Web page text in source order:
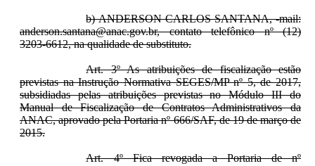
b) ANDERSON CARLOS SANTANA, -mail:
anderson.santana@anac.gov.br, contato telefônico nº (12)
3203-6612, na qualidade de substituto.
Art. 3º As atribuições de fiscalização estão
previstas na Instrução Normativa SEGES/MP nº 5, de 2017,
subsidiadas pelas atribuições previstas no Módulo III do
Manual de Fiscalização de Contratos Administrativos da
ANAC, aprovado pela Portaria nº 666/SAF, de 19 de março de
2015.
Art. 4º Fica revogada a Portaria de nº